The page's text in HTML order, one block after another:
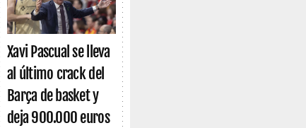
Xavi Pascual se lleva
al último crack del
Barça de basket y
deja 900.000 euros